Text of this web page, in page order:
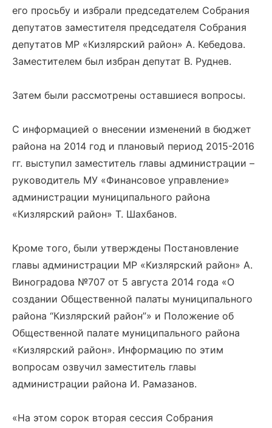
его просьбу и избрали председателем Собрания
депутатов заместителя председателя Собрания
депутатов МР «Кизлярский район» А. Кебедова.
Заместителем был избран депутат В. Руднев.
Затем были рассмотрены оставшиеся вопросы.
С информацией о внесении изменений в бюджет
района на 2014 год и плановый период 2015-2016
гг. выступил заместитель главы администрации –
руководитель МУ «Финансовое управление»
администрации муниципального района
«Кизлярский район» Т. Шахбанов.
Кроме того, были утверждены Постановление
главы администрации МР «Кизлярский район» А.
Виноградова №707 от 5 августа 2014 года «О
создании Общественной палаты муниципального
района “Кизлярский район”» и Положение об
Общественной палате муниципального района
«Кизлярский район». Информацию по этим
вопросам озвучил заместитель главы
администрации района И. Рамазанов.
«На этом сорок вторая сессия Собрания